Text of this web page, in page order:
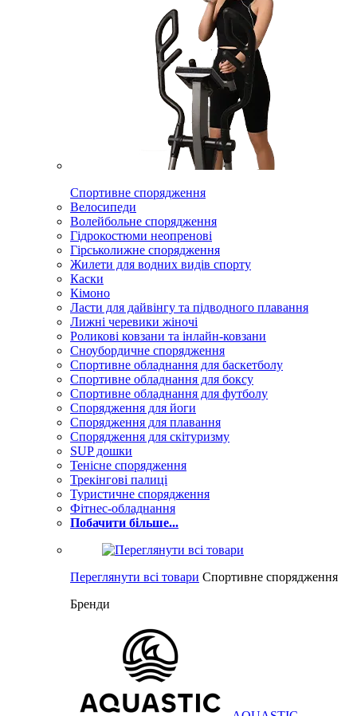
Спортивне спорядження
Велосипеди
Волейбольне спорядження
Гідрокостюми неопренові
Гірськолижне спорядження
Жилети для водних видів спорту
Каски
Кімоно
Ласти для дайвінгу та підводного плавання
Лижні черевики жіночі
Роликові ковзани та інлайн-ковзани
Сноубордичне спорядження
Спортивне обладнання для баскетболу
Спортивне обладнання для боксу
Спортивне обладнання для футболу
Спорядження для йоги
Спорядження для плавання
Спорядження для скітуризму
SUP дошки
Тенісне спорядження
Трекінгові палиці
Туристичне спорядження
Фітнес-обладнання
Побачити більше...
Переглянути всі товари Спортивне спорядження
Бренди